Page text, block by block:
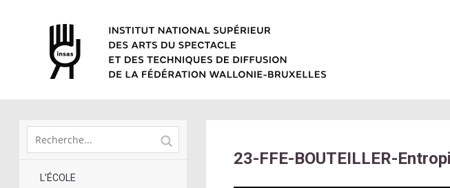
L’ÉCOLE
23-FFE-BOUTEILLER-